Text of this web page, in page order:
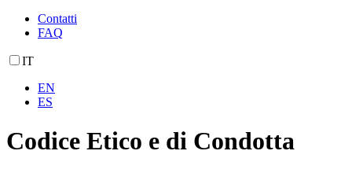
Contatti
FAQ
IT
EN
ES
Codice Etico e di Condotta